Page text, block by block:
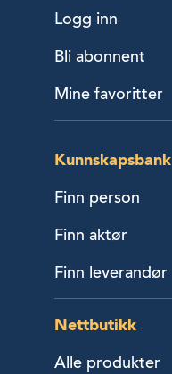
Logg inn
Bli abonnent
Mine favoritter
Kunnskapsbank
Finn person
Finn aktør
Finn leverandør
Nettbutikk
Alle produkter